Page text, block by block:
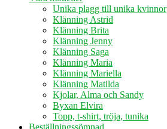
Unika plagg till unika kvinnor
Klänning Astrid
Klänning Brita
Klänning Jenny
Klänning Saga
Klänning Maria
Klänning Mariella
Klänning Matilda
Kjolar, Alma och Sandy
Byxan Elvira
Topp, t-shirt, tröja, tunika
Beställningssömnad